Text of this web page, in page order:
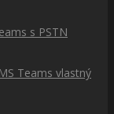
s PSTN
Teams vlastný